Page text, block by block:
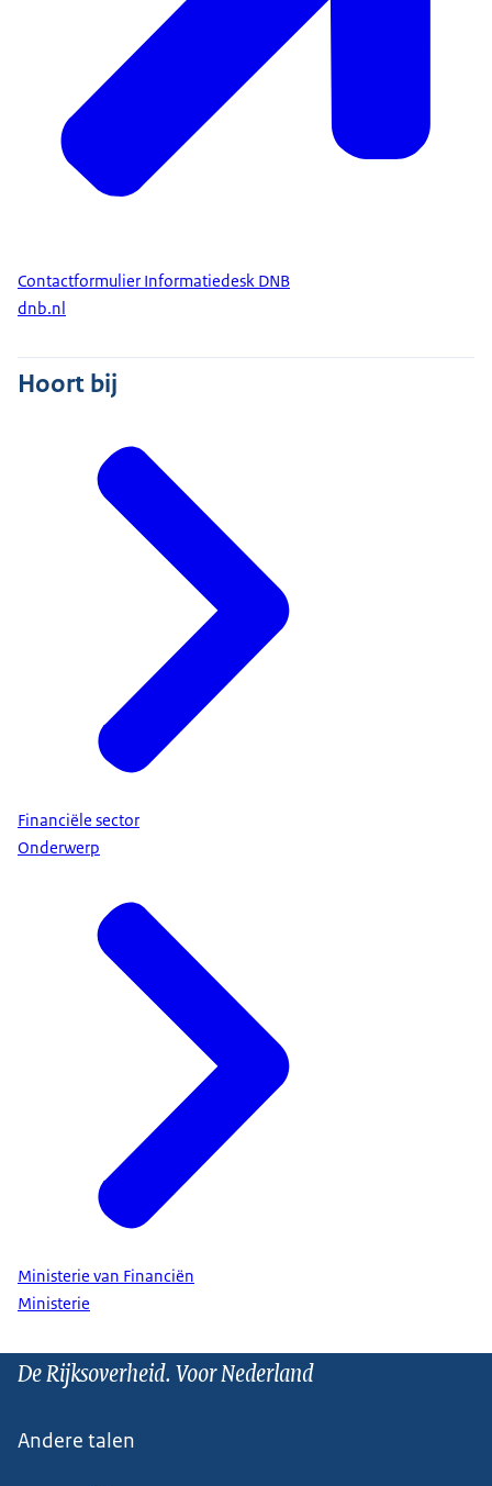
De Nederlandsche Bank
Contactformulier Informatiedesk DNB
dnb.nl
Hoort bij
Financiële sector
Onderwerp
Ministerie van Financiën
Ministerie
De Rijksoverheid. Voor Nederland
Andere talen